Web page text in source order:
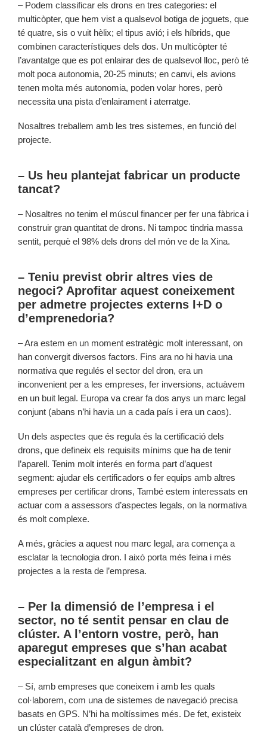
– Podem classificar els drons en tres categories: el
multicòpter, que hem vist a qualsevol botiga de joguets, que
té quatre, sis o vuit hèlix; el tipus avió; i els híbrids, que
combinen característiques dels dos. Un multicòpter té
l’avantatge que es pot enlairar des de qualsevol lloc, però té
molt poca autonomia, 20-25 minuts; en canvi, els avions
tenen molta més autonomia, poden volar hores, però
necessita una pista d’enlairament i aterratge.
Nosaltres treballem amb les tres sistemes, en funció del
projecte.
– Us heu plantejat fabricar un producte
tancat?
– Nosaltres no tenim el múscul financer per fer una fàbrica i
construir gran quantitat de drons. Ni tampoc tindria massa
sentit, perquè el 98% dels drons del món ve de la Xina.
– Teniu previst obrir altres vies de
negoci? Aprofitar aquest coneixement
per admetre projectes externs I+D o
d’emprenedoria?
– Ara estem en un moment estratègic molt interessant, on
han convergit diversos factors. Fins ara no hi havia una
normativa que regulés el sector del dron, era un
inconvenient per a les empreses, fer inversions, actuàvem
en un buit legal. Europa va crear fa dos anys un marc legal
conjunt (abans n’hi havia un a cada país i era un caos).
Un dels aspectes que és regula és la certificació dels
drons, que defineix els requisits mínims que ha de tenir
l’aparell. Tenim molt interés en forma part d’aquest
segment: ajudar els certificadors o fer equips amb altres
empreses per certificar drons, També estem interessats en
actuar com a assessors d’aspectes legals, on la normativa
és molt complexe.
A més, gràcies a aquest nou marc legal, ara comença a
esclatar la tecnologia dron. I això porta més feina i més
projectes a la resta de l’empresa.
– Per la dimensió de l’empresa i el
sector, no té sentit pensar en clau de
clúster. A l’entorn vostre, però, han
aparegut empreses que s’han acabat
especialitzant en algun àmbit?
– Sí, amb empreses que coneixem i amb les quals
col·laborem, com una de sistemes de navegació precisa
basats en GPS. N’hi ha moltíssimes més. De fet, existeix
un clúster català d’empreses de dron.